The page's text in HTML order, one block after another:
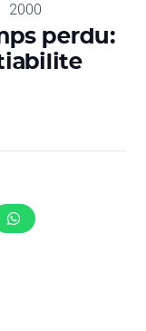
2000
perdu: